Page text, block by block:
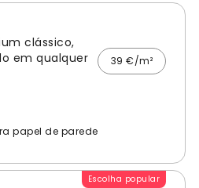
clássico,
em qualquer
39 €/m²
papel de parede
Escolha popular